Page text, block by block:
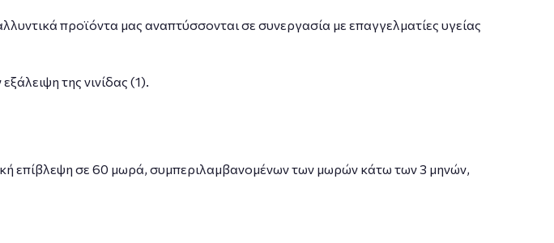
προϊόντα μας αναπτύσσονται σε συνεργασία με επαγγελματίες υγείας
της νινίδας (1).
επίβλεψη σε 60 μωρά, συμπεριλαμβανομένων των μωρών κάτω των 3 μηνών,